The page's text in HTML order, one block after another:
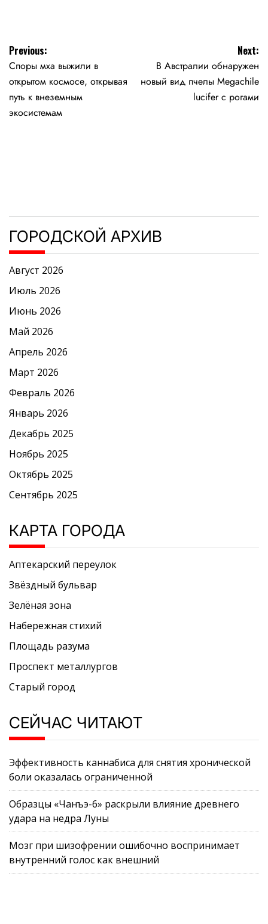
Навигация
по
записям
Previous:
Споры мха выжили в
открытом космосе, открывая
путь к внеземным
экосистемам
Next:
В Австралии обнаружен
новый вид пчелы Megachile
lucifer с рогами
ГОРОДСКОЙ АРХИВ
Август 2026
Июль 2026
Июнь 2026
Май 2026
Апрель 2026
Март 2026
Февраль 2026
Январь 2026
Декабрь 2025
Ноябрь 2025
Октябрь 2025
Сентябрь 2025
КАРТА ГОРОДА
Аптекарский переулок
Звёздный бульвар
Зелёная зона
Набережная стихий
Площадь разума
Проспект металлургов
Старый город
СЕЙЧАС ЧИТАЮТ
Эффективность каннабиса для снятия хронической
боли оказалась ограниченной
Образцы «Чанъэ-6» раскрыли влияние древнего
удара на недра Луны
Мозг при шизофрении ошибочно воспринимает
внутренний голос как внешний